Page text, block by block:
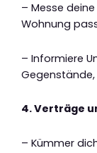
– Messe
Wohnung
– Informiere
Gegenstände,
4. Verträge
– Kümmer